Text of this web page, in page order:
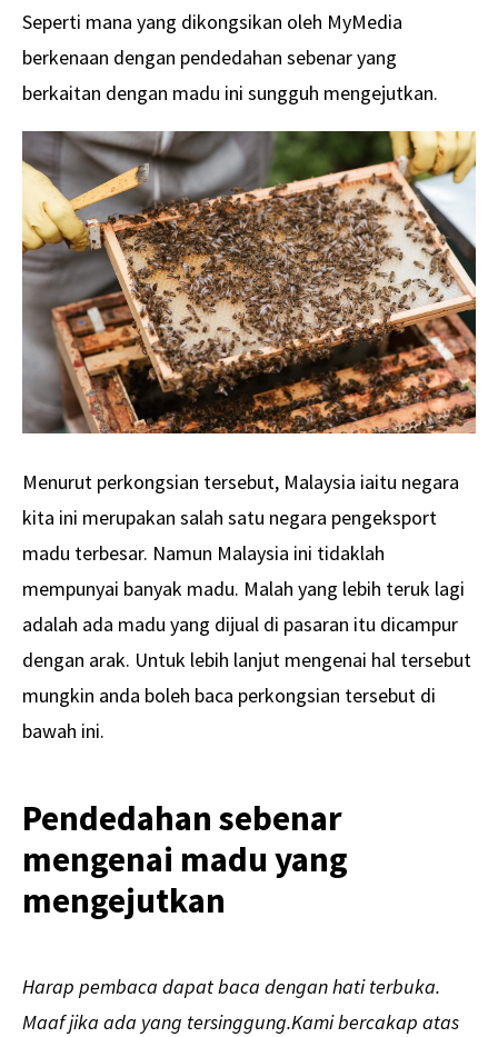
Seperti mana yang dikongsikan oleh MyMedia
berkenaan dengan pendedahan sebenar yang
berkaitan dengan madu ini sungguh mengejutkan.
Menurut perkongsian tersebut, Malaysia iaitu negara
kita ini merupakan salah satu negara pengeksport
madu terbesar. Namun Malaysia ini tidaklah
mempunyai banyak madu. Malah yang lebih teruk lagi
adalah ada madu yang dijual di pasaran itu dicampur
dengan arak. Untuk lebih lanjut mengenai hal tersebut
mungkin anda boleh baca perkongsian tersebut di
bawah ini.
Pendedahan sebenar
mengenai madu yang
mengejutkan
Harap pembaca dapat baca dengan hati terbuka.
Maaf jika ada yang tersinggung.Kami bercakap atas